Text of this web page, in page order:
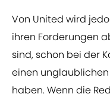
Von United wird
ihren Forderungen
sind, schon bei der
einen
haben. Wenn die